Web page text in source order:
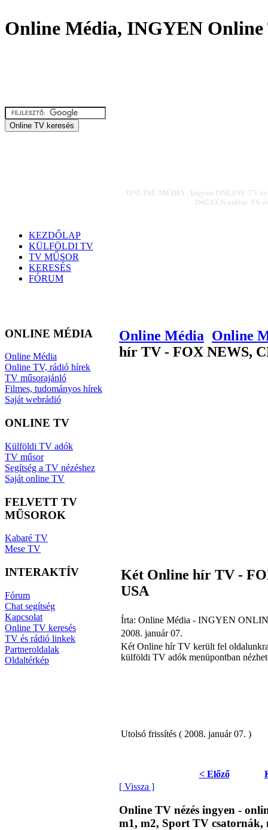
Online Média, INGYEN Online
ONLINE MÉDIA - Ingyen ONLINE TV
INGYEN online TV
KEZDŐLAP
KÜLFÖLDI TV
TV MŰSOR
KERESÉS
FÓRUM
ONLINE MÉDIA
Online Média
Online TV, rádió hírek
TV műsorajánló
Filmes, tudományos hírek
Saját webrádió
ONLINE TV
Külföldi TV adók
TV műsor
Segítség a TV nézéshez
Saját online TV
FELVETT TV
MŰSOROK
Kabaré TV
Mese TV
INTERAKTÍV
Fórum
Chat segítség
Kapcsolat
Online TV keresés
TV és rádió linkek
Partneroldalak
Oldaltérkép
Online Média Online
hír TV - FOX NEWS,
Két Online hír TV -
USA
Írta: Online Média - INGYEN
2008. január 07.
Két Online hír TV került fel
külföldi TV adók menüpontban
Utolsó frissítés ( 2008. január 07. )
< Előző
[ Vissza ]
Online TV nézés ingyen -
m1, m2, Sport TV